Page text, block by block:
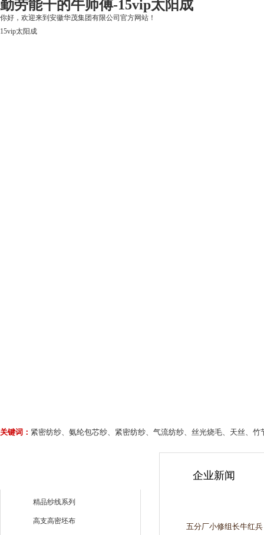
勤劳能干的牛师傅-15vip太阳成
你好，欢迎来到安徽华茂集团有限公司官方网站！
15vip太阳成
关键词： 紧密纺纱、氨纶包芯纱、紧密纺纱、气流纺纱、丝光烧毛、天丝、
精品纱线系列
高支高密坯布
企业新闻
五分厂小修组长牛红兵